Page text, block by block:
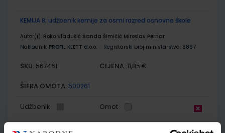
KEMIJA 8; udžbenik kemije za osmi razred osnovne škole
Autor(i): Roko Vladušić Sanda Šimičić Miroslav Pernar
Nakladnik: PROFIL KLETT d.o.o. Registarski broj ministarstva: 6867
SKU: 567461 CIJENA: 11,85 €
ŠIFRA OMOTA: 500261
Udžbenik Omot